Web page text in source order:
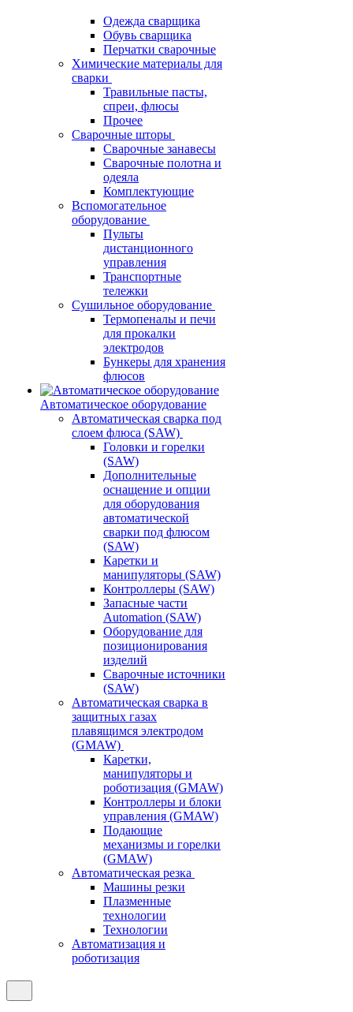
Одежда сварщика
Обувь сварщика
Перчатки сварочные
Химические материалы для
сварки
Травильные пасты,
спреи, флюсы
Прочее
Сварочные шторы
Сварочные занавесы
Сварочные полотна и
одеяла
Комплектующие
Вспомогательное
оборудование
Пульты
дистанционного
управления
Транспортные
тележки
Сушильное оборудование
Термопеналы и печи
для прокалки
электродов
Бункеры для хранения
флюсов
Автоматическое оборудование
Автоматическая сварка под
слоем флюса (SAW)
Головки и горелки
(SAW)
Дополнительные
оснащение и опции
для оборудования
автоматической
сварки под флюсом
(SAW)
Каретки и
манипуляторы (SAW)
Контроллеры (SAW)
Запасные части
Automation (SAW)
Оборудование для
позиционирования
изделий
Сварочные источники
(SAW)
Автоматическая сварка в
защитных газах
плавящимся электродом
(GMAW)
Каретки,
манипуляторы и
роботизация (GMAW)
Контроллеры и блоки
управления (GMAW)
Подающие
механизмы и горелки
(GMAW)
Автоматическая резка
Машины резки
Плазменные
технологии
Технологии
Автоматизация и
роботизация